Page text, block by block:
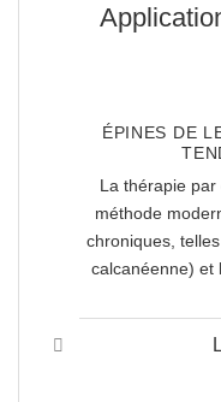
ÉPINES DE
La thérapie
méthode
chroniques,
calcanéenne) et